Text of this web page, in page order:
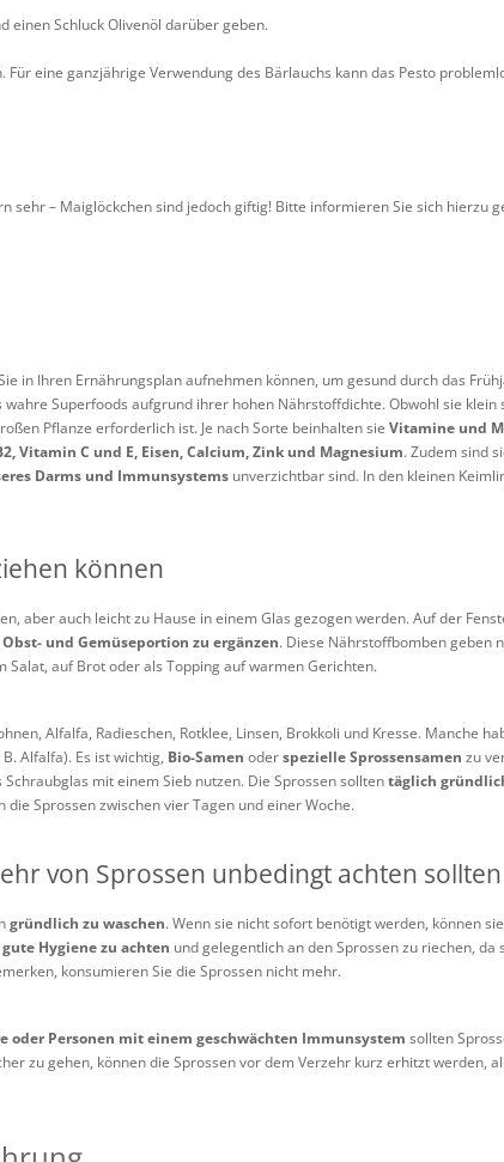
einen Schluck Olivenöl darüber geben.
Für eine ganzjährige Verwendung des Bärlauchs kann das Pesto
sehr – Maiglöckchen sind jedoch giftig! Bitte informieren Sie sich hierzu
in Ihren Ernährungsplan aufnehmen können, um gesund durch das
Superfoods aufgrund ihrer hohen Nährstoffdichte. Obwohl sie klein
Pflanze erforderlich ist. Je nach Sorte beinhalten sie Vitamine und
Vitamin C und E, Eisen, Calcium, Zink und Magnesium. Zudem sind
Darms und Immunsystems unverzichtbar sind. In den kleinen
können
aber auch leicht zu Hause in einem Glas gezogen werden. Auf der
und Gemüseportion zu ergänzen. Diese Nährstoffbomben geben
Salat, auf Brot oder als Topping auf warmen Gerichten.
Alfalfa, Radieschen, Rotklee, Linsen, Brokkoli und Kresse. Manche
Alfalfa). Es ist wichtig, Bio-Samen oderspezielle Sprossensamen zu
mit einem Sieb nutzen. Die Sprossen solltentäglich
die Sprossen zwischen vier Tagen und einer Woche.
von Sprossen unbedingt achten sollten
gründlich zu waschen. Wenn sie nicht sofort benötigt werden, können
Hygiene zu achten und gelegentlich an den Sprossen zu riechen,
konsumieren Sie die Sprossen nicht mehr.
oder Personen mit einem geschwächten Immunsystem sollten
zu gehen, können die Sprossen vor dem Verzehr kurz erhitzt werden,